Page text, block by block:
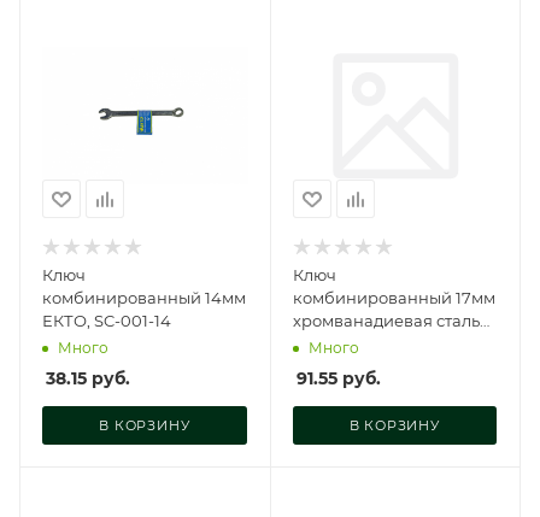
Ключ
комбинированный 14мм
ЕКТО, SC-001-14
Много
38.15 руб.
В КОРЗИНУ
Ключ
комбинированный 17мм
хромванадиевая сталь
ЕКТО, SC-002-17
Много
91.55руб.
В КОРЗИНУ